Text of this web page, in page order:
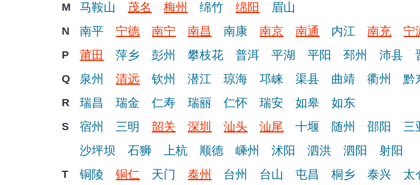
M 马鞍山 茂名 梅州 绵竹 绵阳 眉山
N 南平 宁德 南宁 南昌 南康 南京 南通 内江 南充 宁
P 莆田 萍乡 彭州 攀枝花 普洱 平湖 平阳 邳州 沛县
Q 泉州 清远 钦州 潜江 琼海 邛崃 渠县 曲靖 衢州 黔
R 瑞昌 瑞金 仁寿 瑞丽 仁怀 瑞安 如皋 如东
S 宿州 三明 韶关 深圳 汕头 汕尾 十堰 随州 邵阳 三
沙坪坝
石狮 上杭 顺德 嵊州 沭阳 泗洪 泗阳 射阳
T 铜陵 铜仁 天门 泰州 台州 台山 屯昌 桐乡 泰兴 太